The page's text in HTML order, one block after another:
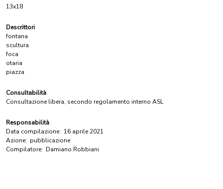
13x18
Descrittori
fontana
scultura
foca
otaria
piazza
Consultabilità
Consultazione libera, secondo regolamento interno ASL
Responsabilità
Data compilazione: 16 aprile 2021
Azione: pubblicazione
Compilatore: Damiano Robbiani